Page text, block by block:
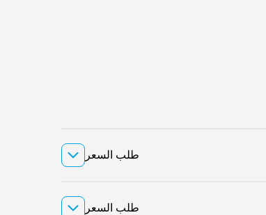
طلب السعر
طلب السعر